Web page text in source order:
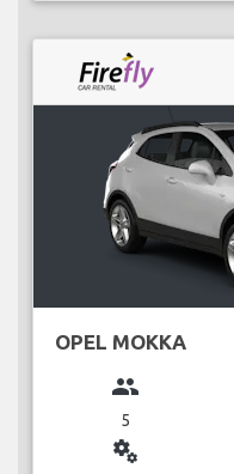
OPEL MOKKA
group
5
miscellaneous_services